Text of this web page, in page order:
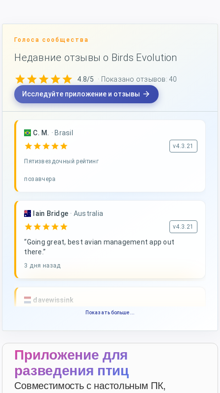
Голоса сообщества
Недавние отзывы о Birds Evolution
starstarstarstarstar 4.8/5
· Показано отзывов: 40
Исследуйте приложение и отзывы arrow_forward
C. M. · Brasil
star star star star star v4.3.21
Пятизвездочный рейтинг
позавчера
Iain Bridge · Australia
star star star star star v4.3.21
“Going great, best avian management app out
there.”
3 дня назад
davewissink
François
Показать больше...
Приложение для
разведения птиц
Совместимость с настольным ПК,